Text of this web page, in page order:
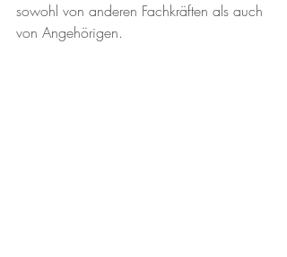
sowohl von anderen Fachkräften als auch
von Angehörigen.